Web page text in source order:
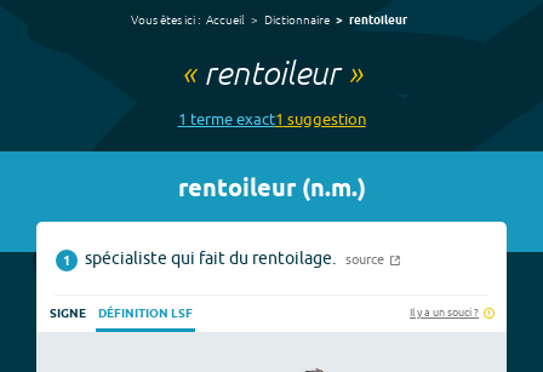
Vous êtes ici : Accueil Dictionnaire rentoileur
« rentoileur»
1 termeexact1 suggestion
rentoileur(n.m.)
1 spécialiste qui fait du rentoilage. source
SIGNE DÉFINITION LSF Il y a un souci ?